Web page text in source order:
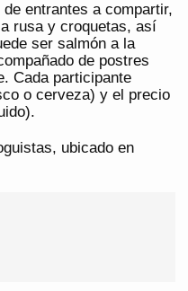
entrantes a compartir,
rusa y croquetas, así
ser salmón a la
de postres
Cada participante
o cerveza) y el precio
ubicado en